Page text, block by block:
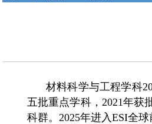
材料科学与工程学科
五批重点学科，2021年获
科群。2025年进入ESI全球